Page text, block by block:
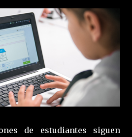
de estudiantes siguen